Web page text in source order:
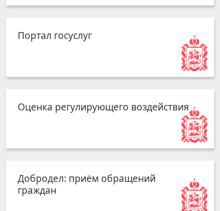
Портал госуслуг
Оценка регулирующего воздействия
Добродел: приём обращений
граждан